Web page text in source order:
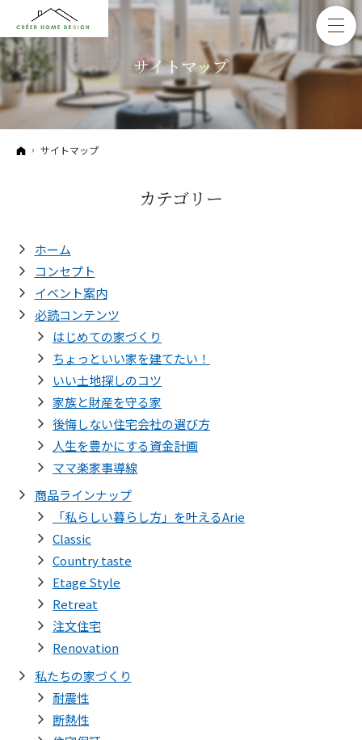
サイトマップ
ホーム
サイトマップ
カテゴリー
ホーム
コンセプト
イベント案内
必読コンテンツ
はじめての家づくり
ちょっといい家を建てたい！
いい土地探しのコツ
家族と財産を守る家
後悔しない住宅会社の選び方
人生を豊かにする資金計画
ママ楽家事導線
商品ラインナップ
「私らしい暮らし方」を叶えるArie
Classic
Country taste
Etage Style
Retreat
注文住宅
Renovation
私たちの家づくり
耐震性
断熱性